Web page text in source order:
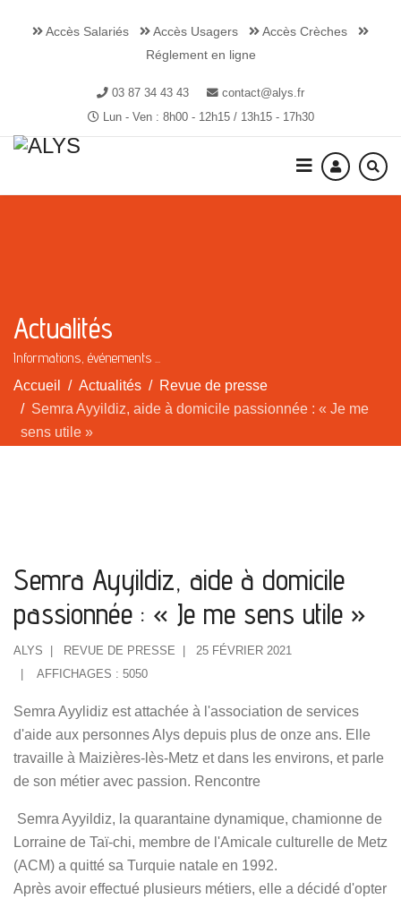
Accès Salariés Accès Usagers
Accès Crèches
Réglement en ligne
03 87 34 43 43
contact@alys.fr
Lun - Ven : 8h00 - 12h15 / 13h15 - 17h30
Actualités
Informations, événements ...
Accueil Actualités
Revue de presse
Semra Ayyildiz, aide à domicile passionnée : « Je me
sens utile »
Semra Ayyildiz, aide à domicile
passionnée : « Je me sens utile »
ALYS REVUE DE PRESSE
25 FÉVRIER 2021
AFFICHAGES : 5050
Semra Ayylidiz est attachée à l'association de services
d'aide aux personnes Alys depuis plus de onze ans. Elle
travaille à Maizières-lès-Metz et dans les environs, et parle
de son métier avec passion. Rencontre
Semra Ayyildiz, la quarantaine dynamique, chamionne de
Lorraine de Taï-chi, membre de l'Amicale culturelle de Metz
(ACM) a quitté sa Turquie natale en 1992.
Après avoir effectué plusieurs métiers, elle a décidé d'opter